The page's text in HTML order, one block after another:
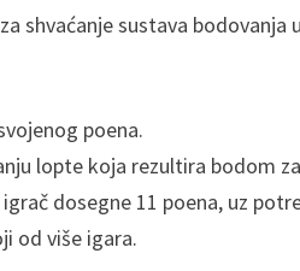
shvaćanje sustava
poena.
lopte koja rezultira bodom
dosegne 11 poena, uz
od više igara.